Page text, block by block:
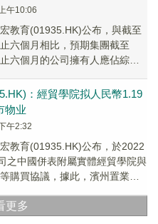
午10:06
宏教育(01935.HK)公布，與截至
六個月相比，預期集團截至
六個月的公司擁有人應佔綜合
：經貿學院拟人民幣1.19
物业
午2:32
宏教育(01935.HK)公布，於2022
之中國併表附屬實體經貿學院與
購買協議，據此，濱州置業同
更多